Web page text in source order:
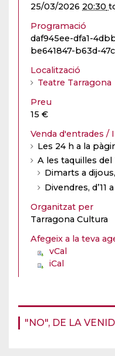
"NO", DE LA
25/03/2026 20:30
Programació
daf945ee-dfa1-
be641847-b63d-
Localització
Teatre Tarragona
Preu
15 €
Venda d'entrades /
Les 24 h a la
A les taquilles del
Dimarts a dijous,
Divendres, d’11
Organitzat per
Tarragona Cultura
Afegeix a la teva
vCal
iCal